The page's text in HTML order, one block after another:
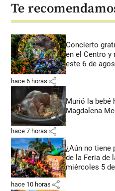
Te
Concierto
en el Centro y
este 6 de
hace 6 horas share
Murió la bebé
Magdalena
hace 7 horas share
¿Aún no tiene
de la Feria de
miércoles 5
hace 10 horas share